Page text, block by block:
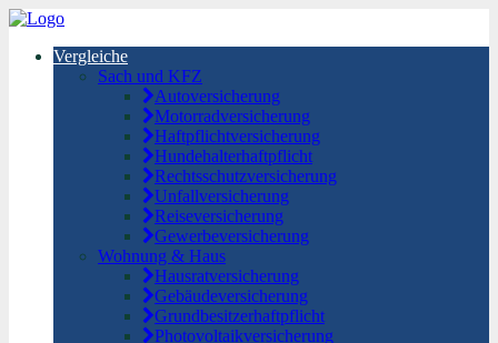
Vergleiche
Sach und KFZ
Autoversicherung
Motorradversicherung
Haftpflichtversicherung
Hundehalterhaftpflicht
Rechtsschutzversicherung
Unfallversicherung
Reiseversicherung
Gewerbeversicherung
Wohnung & Haus
Hausratversicherung
Gebäudeversicherung
Grundbesitzerhaftpflicht
Photovoltaikversicherung